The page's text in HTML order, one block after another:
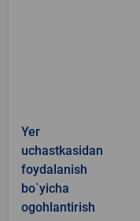
Yer
uchastkasidan
foydalanish
bo`yicha
ogohlantirish